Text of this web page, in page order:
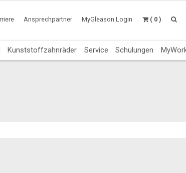
Ansprechpartner MyGleason Login ( 0 )
Kunststoffzahnräder Service Schulungen